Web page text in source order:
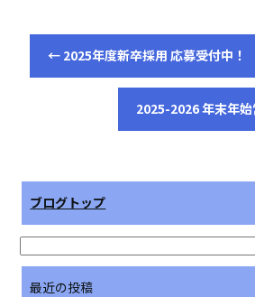
← 2025年度新卒採用 応募受付中！
2025-2026 年末年
ブログトップ
最近の投稿